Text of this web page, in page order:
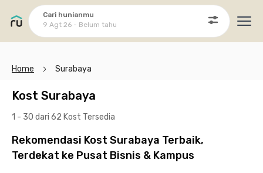
Cari hunianmu
9 Agt 26 - Belum tahu
Home Surabaya
Kost Surabaya
1 - 30 dari 62 Kost Tersedia
Rekomendasi Kost Surabaya Terbaik,
Terdekat ke Pusat Bisnis & Kampus